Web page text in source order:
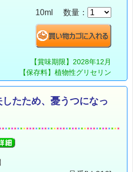
10ml 数量：
【賞味期限】2028年12月
【保存料】植物性グリセリン
たため、憂うつになっ